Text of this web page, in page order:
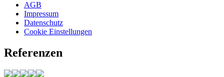
AGB
Impressum
Datenschutz
Cookie Einstellungen
Referenzen